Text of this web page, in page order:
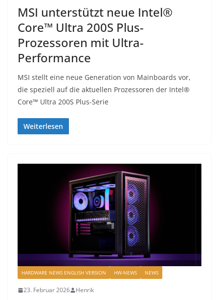
MSI unterstützt neue Intel®
Core™ Ultra 200S Plus-
Prozessoren mit Ultra-
Performance
MSI stellt eine neue Generation von Mainboards vor,
die speziell auf die aktuellen Prozessoren der Intel®
Core™ Ultra 200S Plus-Serie
Weiterlesen
HARDWARE NEWS ENGLISH VERSION HW-NEWS NEWS
23. Februar 2026 Henrik